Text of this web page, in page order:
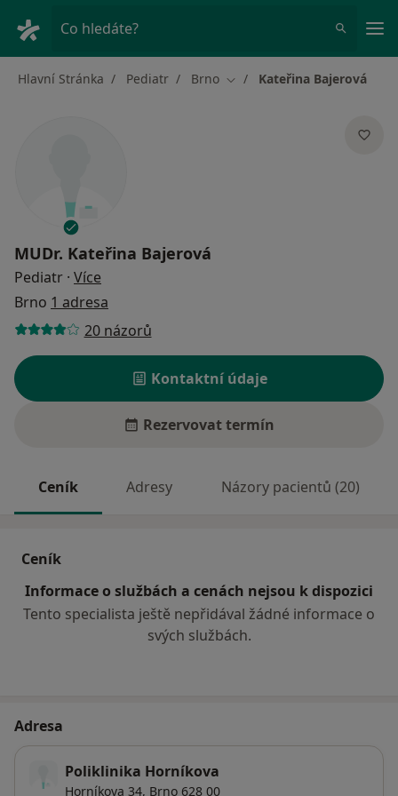
Co hledáte?
Hlavní Stránka Pediatr Brno Změna města
Kateřina Bajerová
MUDr. Kateřina Bajerová
Pediatr · Více
Brno 1 adresa
20 názorů
Kontaktní údaje
Rezervovat termín
Ceník Adresy Názory pacientů (20)
Ceník
Informace o službách a cenách nejsou k dispozici
Tento specialista ještě nepřidával žádné informace o
svých službách.
Adresa
Poliklinika Horníkova
Horníkova 34, Brno 628 00